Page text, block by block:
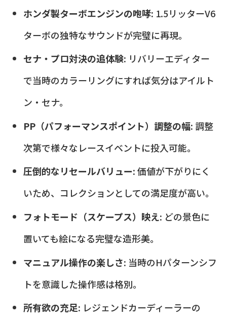
ホンダ製ターボエンジンの咆哮: 1.5リッターV6
ターボの独特なサウンドが完璧に再現。
セナ・プロ対決の追体験: リバリーエディター
で当時のカラーリングにすれば気分はアイルト
ン・セナ。
PP（パフォーマンスポイント）調整の幅: 調整
次第で様々なレースイベントに投入可能。
圧倒的なリセールバリュー:価値が下がりにく
いため、コレクションとしての満足度が高い。
フォトモード（スケープス）映え: どの景色に
置いても絵になる完璧な造形美。
マニュアル操作の楽しさ: 当時のHパターンシフ
トを意識した操作感は格別。
所有欲の充足: レジェンドカーディーラーの